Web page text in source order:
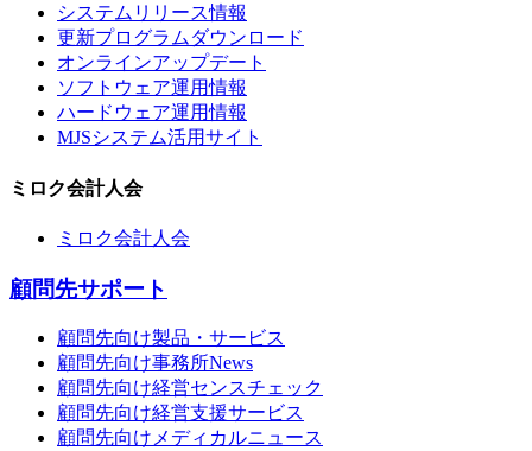
システムリリース情報
更新プログラムダウンロード
オンラインアップデート
ソフトウェア運用情報
ハードウェア運用情報
MJSシステム活用サイト
ミロク会計人会
ミロク会計人会
顧問先サポート
顧問先向け製品・サービス
顧問先向け事務所News
顧問先向け経営センスチェック
顧問先向け経営支援サービス
顧問先向けメディカルニュース